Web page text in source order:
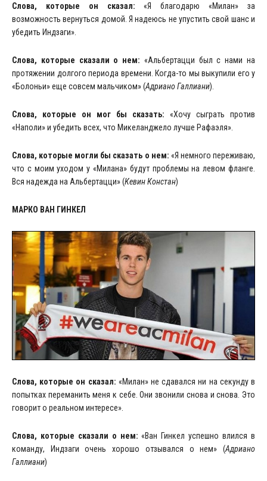
Слова, которые он сказал:«Я благодарю «Милан» за
возможность вернуться домой. Я надеюсь не упустить свой шанс и
убедить Индзаги».
Слова, которые сказали о нем: «Альбертацци был с нами на
протяжении долгого периода времени. Когда-то мы выкупили его у
«Болоньи» еще совсем мальчиком» (Адриано Галлиани).
Слова, которые он мог бы сказать: «Хочу сыграть против
«Наполи» и убедить всех, что Микеланджело лучше Рафаэля».
Слова, которые могли бы сказать о нем: «Я немного переживаю,
что с моим уходом у «Милана» будут проблемы на левом фланге.
Вся надежда на Альбертацци» (Кевин Констан)
МАРКО ВАН ГИНКЕЛ
Слова, которые он сказал: «Милан» не сдавался ни на секунду в
попытках переманить меня к себе. Они звонили снова и снова. Это
говорит о реальном интересе».
Слова, которые сказали о нем:«Ван Гинкел успешно влился в
команду, Индзаги очень хорошо отзывался о нем» (Адриано
Галлиани)